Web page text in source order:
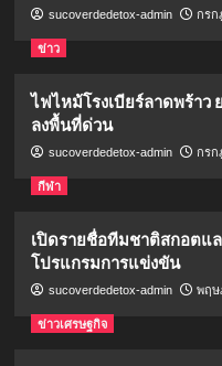
sucoverdedetox-admin กรก
ข่าว
ไฟไหม้โรงเบียร์ลาดพร้าว
ลงพื้นที่ด่วน
sucoverdedetox-admin กรก
กีฬา
เปิดรายชื่อทีมชาติสกอตแ
โปรแกรมการแข่งขัน
sucoverdedetox-admin พฤษ
ข่าวเศรษฐกิจ